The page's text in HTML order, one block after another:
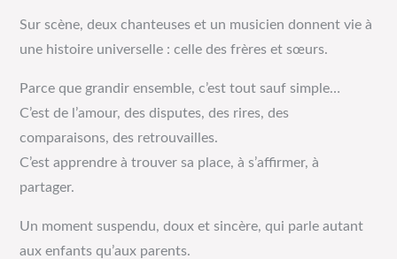
Sur scène, deux chanteuses et un musicien donnent vie à
une histoire universelle : celle des frères et sœurs.
Parce que grandir ensemble, c’est tout sauf simple…
C’est de l’amour, des disputes, des rires, des
comparaisons, des retrouvailles.
C’est apprendre à trouver sa place, à s’affirmer, à
partager.
Un moment suspendu, doux et sincère, qui parle autant
aux enfants qu’aux parents.